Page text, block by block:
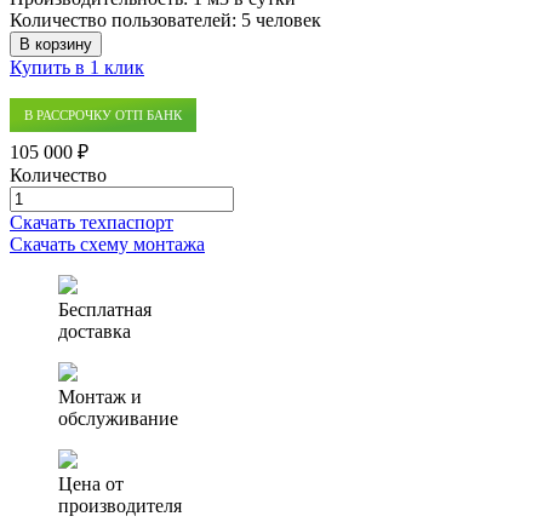
Количество пользователей: 5 человек
В корзину
Купить в 1 клик
В РАССРОЧКУ ОТП БАНК
105 000 ₽
Количество
Количество
товара
Септик
канализация)
Скачать техпаспорт
Скачать схему монтажа
Бесплатная
доставка
Монтаж и
обслуживание
Цена от
производителя